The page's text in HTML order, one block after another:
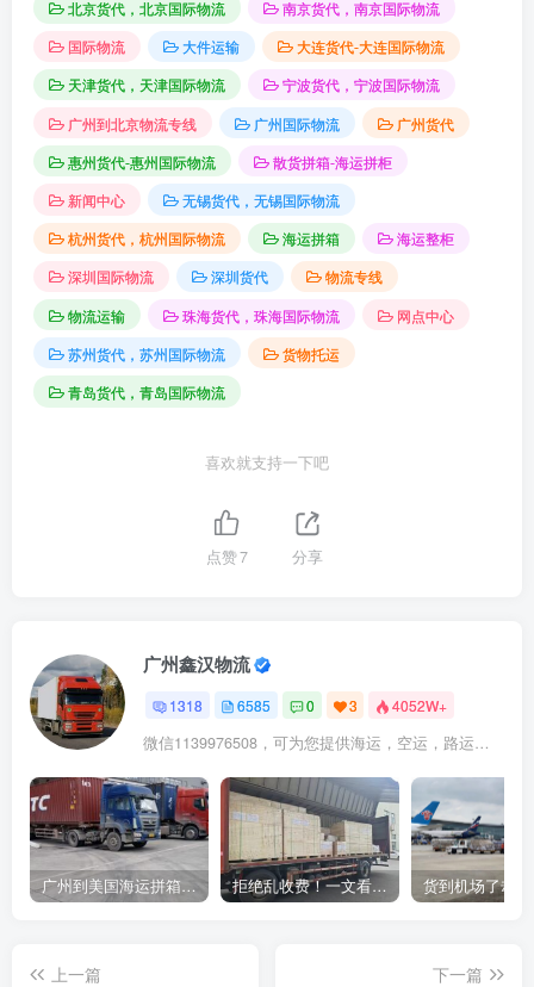
北京货代，北京国际物流
南京货代，南京国际物流
国际物流
大件运输
大连货代-大连国际物流
天津货代，天津国际物流
宁波货代，宁波国际物流
广州到北京物流专线
广州国际物流
广州货代
惠州货代-惠州国际物流
散货拼箱-海运拼柜
新闻中心
无锡货代，无锡国际物流
杭州货代，杭州国际物流
海运拼箱
海运整柜
深圳国际物流
深圳货代
物流专线
物流运输
珠海货代，珠海国际物流
网点中心
苏州货代，苏州国际物流
货物托运
青岛货代，青岛国际物流
喜欢就支持一下吧
点赞7 分享
广州鑫汉物流
1318 6585 0 3 4052W+
微信1139976508，可为您提供海运，空运，路运，铁路运输
广州到美国海运拼箱多少钱？2024年最新运费构成+隐藏费用避坑指南 拒绝乱收费！一文看懂中国货代计费套路，教你避开所有隐形坑
上一篇
下一篇